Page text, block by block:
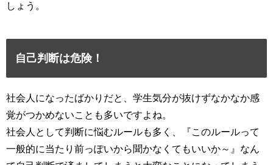
しょう。
自己判断は危険！
社会人になったばかりだと、学生気分が抜けずなかなか感
覚がつかめないことも多いですよね。
社会人として判断に悩むルールも多く、『このルールって
一般的に当たり前っぽいから聞かなくてもいいか～』なん